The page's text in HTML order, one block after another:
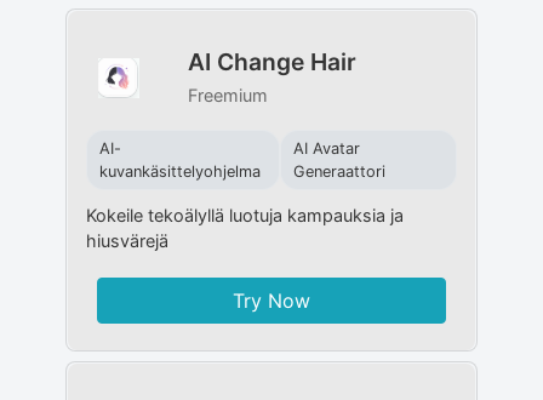
AI Change Hair
Freemium
AI-
kuvankäsittelyohjelma
AI Avatar
Generaattori
Kokeile tekoälyllä luotuja kampauksia ja
hiusvärejä
Try Now